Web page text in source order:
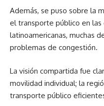
Además, se puso sobre la
el transporte público en las
latinoamericanas, muchas
problemas de congestión.
La visión compartida fue
movilidad individual; la
transporte público